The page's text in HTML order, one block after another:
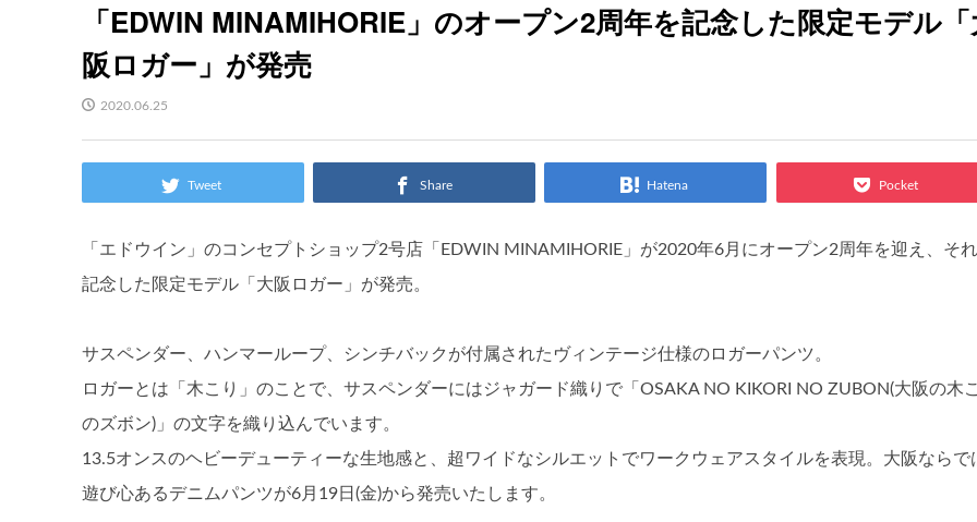
「EDWIN MINAMIHORIE」のオープン2周年を記念した限定モデル
阪ロガー」が発売
2020.06.25
Tweet Share Hatena Pocket
「エドウイン」のコンセプトショップ2号店「EDWIN MINAMIHORIE」が2020年6月にオープン2周年を迎え、そ
記念した限定モデル「大阪ロガー」が発売。
サスペンダー、ハンマーループ、シンチバックが付属されたヴィンテージ仕様のロガーパンツ。
ロガーとは「木こり」のことで、サスペンダーにはジャガード織りで「OSAKA NO KIKORI NO ZUBON(大阪の木
のズボン)」の文字を織り込んでいます。
13.5オンスのヘビーデューティーな生地感と、超ワイドなシルエットでワークウェアスタイルを表現。大阪ならで
遊び心あるデニムパンツが6月19日(金)から発売いたします。